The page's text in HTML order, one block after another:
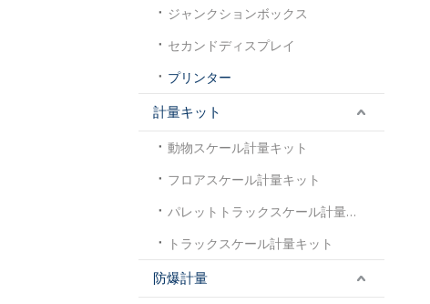
ジャンクションボックス
セカンドディスプレイ
プリンター
計量キット
動物スケール計量キット
フロアスケール計量キット
パレットトラックスケール計量キット
トラックスケール計量キット
防爆計量